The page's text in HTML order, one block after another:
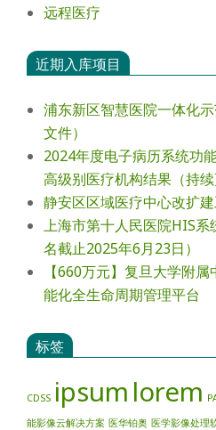
远程医疗
近期入库项目
浦东新区智慧医院一体化
文件）
2024年度电⼦病历系统功
⾼级别医疗机构结果（持续
静安区区域医疗中心改扩
上海市第十人民医院HIS
名截止2025年6月23日）
【660万元】复旦大学附
能化全生命周期管理平台
标签
CDSS ipsum lorem
能影像云解决方案 医华铂奥 医学影像处理